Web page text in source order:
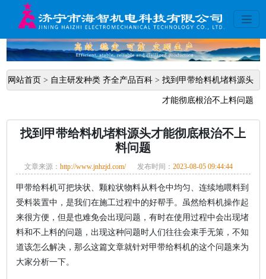
网站首页> 自主研发种类 齐全产品百科> 找到甲带给料机堵料源头
才能彻底根治不上料问题
找到甲带给料机堵料源头才能彻底根治不上
料问题
文章来源： http://www.jnhzjd.com/ 发布时间： 2023-08-05 09:44:44
甲带给料机可把块状、颗粒状物料从料仓中均匀、连续地喂料到
受料装置中，是我们在施工过程中的好帮手。虽然给料机操作起
来很方便，但是也难免会出现问题，有时在使用过程中会出现堵
料和不上料的问题，出现这种问题时人们往往会束手无策，不知
道该怎么解决，那么这篇文章就针对甲带给料机的这个问题来为
大家分析一下。